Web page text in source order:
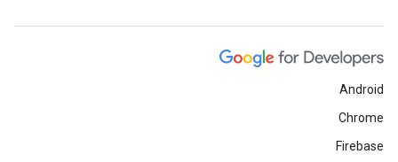
Android
Chrome
Firebase